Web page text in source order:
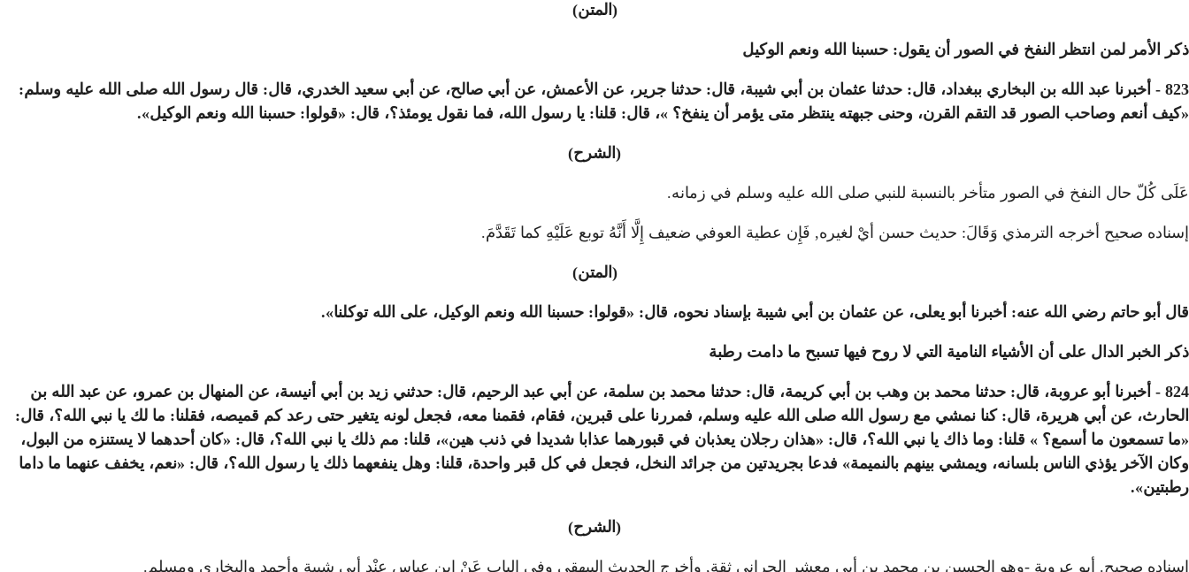
(المتن)
ذكر الأمر لمن انتظر النفخ في الصور أن يقول: حسبنا الله ونعم الوكيل
823 - أخبرنا عبد الله بن البخاري ببغداد، قال: حدثنا عثمان بن أبي شيبة، قال: حدثنا جرير، عن الأعمش، عن أبي صالح، عن أبي سعيد الخدري، قال: قال رسول الله صلى الله عليه وسلم:
«كيف أنعم وصاحب الصور قد التقم القرن، وحنى جبهته ينتظر متى يؤمر أن ينفخ؟ »، قال: قلنا: يا رسول الله، فما نقول يومئذ؟، قال: «قولوا: حسبنا الله ونعم الوكيل».
(الشرح)
عَلَى كُلّ حال النفخ في الصور متأخر بالنسبة للنبي صلى الله عليه وسلم في زمانه.
إسناده صحيح أخرجه الترمذي وَقَالَ: حديث حسن أيْ لغيره, فَإِن عطية العوفي ضعيف إِلَّا أَنَّهُ توبع عَلَيْهِ كما تَقَدَّمَ.
(المتن)
قال أبو حاتم رضي الله عنه: أخبرنا أبو يعلى، عن عثمان بن أبي شيبة بإسناد نحوه، قال: «قولوا: حسبنا الله ونعم الوكيل، على الله توكلنا».
ذكر الخبر الدال على أن الأشياء النامية التي لا روح فيها تسبح ما دامت رطبة
824 - أخبرنا أبو عروبة، قال: حدثنا محمد بن وهب بن أبي كريمة، قال: حدثنا محمد بن سلمة، عن أبي عبد الرحيم، قال: حدثني زيد بن أبي أنيسة، عن المنهال بن عمرو، عن عبد الله بن
الحارث، عن أبي هريرة، قال: كنا نمشي مع رسول الله صلى الله عليه وسلم، فمررنا على قبرين، فقام، فقمنا معه، فجعل لونه يتغير حتى رعد كم قميصه، فقلنا: ما لك يا نبي الله؟، قال:
«ما تسمعون ما أسمع؟ » قلنا: وما ذاك يا نبي الله؟، قال: «هذان رجلان يعذبان في قبورهما عذابا شديدا في ذنب هين»، قلنا: مم ذلك يا نبي الله؟، قال: «كان أحدهما لا يستنزه من البول،
وكان الآخر يؤذي الناس بلسانه، ويمشي بينهم بالنميمة» فدعا بجريدتين من جرائد النخل، فجعل في كل قبر واحدة، قلنا: وهل ينفعهما ذلك يا رسول الله؟، قال: «نعم، يخفف عنهما ما داما
رطبتين».
(الشرح)
إسناده صحيح. أبو عروبة -وهو الحسين بن محمد بن أبي معشر الحراني ثقة, وأخرج الحديث البيهقي وفي الباب عَنْ ابن عباس عِنْد أبي شيبة وأحمد والبخاري ومسلم.